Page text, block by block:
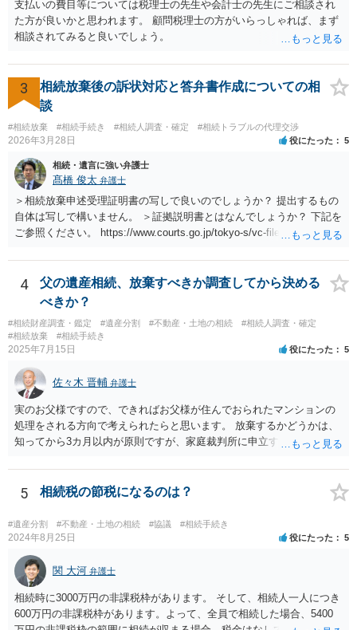
支払いの費目等については税理士の先生や会計士の先生にご相談され
た方が良いかと思われます。 顧問税理士の方がいらっしゃれば、まず
相談されてみると良いでしょう。
3
相続放棄後の訴状対応と答弁書作成についての相
談
#相続放棄 #相続手続き #相続人調査・確定 #相続トラブルの代理交渉
2026年3月28日 役にたった 5
相続・遺言に強い弁護士
髙橋 俊太 弁護士
＞相続放棄申述受理証明書の写しで良いのでしょうか？ 提出するもの
自体は写しで構いません。 ＞証拠説明書とはなんでしょうか？ 下記を
ご参照ください。 https://www.courts.go.jp/tokyo-s/vc-files/tokyo-s/file/
4
父の遺産相続、放棄すべきか調査してから決める
べきか？
#相続財産調査・鑑定 #遺産分割 #不動産・土地の相続
#相続人調査・確定
#相続放棄
#相続手続き
2025年7月15日 役にたった 5
佐々木 晋輔 弁護士
実のお父様ですので、できればお父様が住んでおられたマンションの
処理をされる方向で考えられたらと思います。 放棄するかどうかは、
知ってから3カ月以内が原則ですが、家庭裁判所に申立すれば3カ月の
放棄するかどうか決めることができます。 銀行やサラ金が数年も放置
することはありませんので、数年後に借金が発見される可能性はほぼ
ありません。 なお、私が扱った相続放棄を検討していた案件で、期間
伸長して調査したところ、サラ金に対する過払金など相当な財産が見
つかったため相続したという事例がありました。
5 相続税の節税になるのは？
#遺産分割 #不動産・土地の相続 #協議 #相続手続き
2024年8月25日 役にたった 5
関 大河 弁護士
相続時に3000万円の非課税枠があります。 そして、相続人一人につき
600万円の非課税枠があります。よって、全員で相続した場合、5400